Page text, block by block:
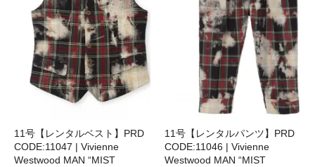
11号【レンタルベスト】PRD
CODE:11047 | Vivienne
Westwood MAN “MIST
11号【レンタルパンツ】PRD
CODE:11046 | Vivienne
Westwood MAN “MIST